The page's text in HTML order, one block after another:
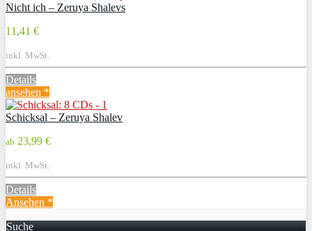
Nicht ich – Zeruya Shalevs
11,41 €
inkl. MwSt.
Details
ansehen *
Schicksal – Zeruya Shalev
ab 23,99 €
inkl. MwSt.
Details
Ansehen *
Suche